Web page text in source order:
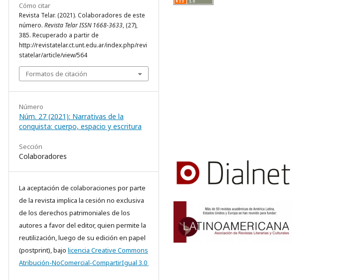
Cómo citar
Revista Telar. (2021). Colaboradores de este
número. Revista Telar ISSN 1668-3633, (27),
385. Recuperado a partir de
http://revistatelar.ct.unt.edu.ar/index.php/revi
statelar/article/view/564
Formatos de citación
Número
Núm. 27 (2021): Narrativas de la
conquista: cuerpo, espacio y escritura
Sección
Colaboradores
La aceptación de colaboraciones por parte
de la revista implica la cesión no exclusiva
de los derechos patrimoniales de los
autores a favor del editor, quien permite la
reutilización, luego de su edición en papel
(postprint), bajo licencia Creative Commons
Atribución-NoComercial-CompartirIgual 3.0